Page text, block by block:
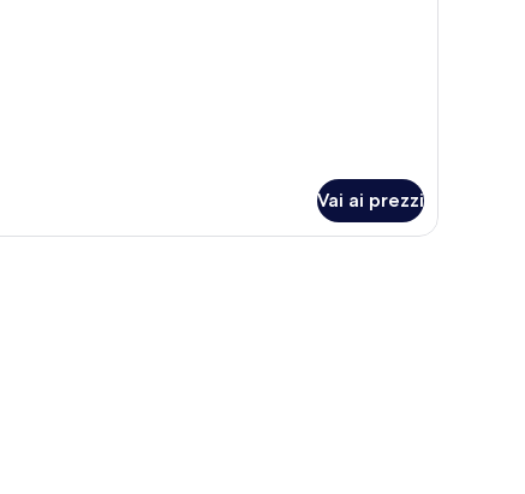
Vai ai prezzi